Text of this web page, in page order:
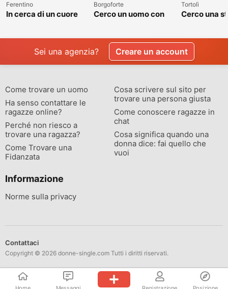
Ferentino
In cerca di un cuore
Borgoforte
Cerco un uomo con
Tortolì
Cerco una
Sei una agenzia? Creare un account
Come trovare un uomo
Ha senso contattare le
ragazze online?
Perché non riesco a
trovare una ragazza?
Come Trovare una
Fidanzata
Cosa scrivere sul sito per
trovare una persona giusta
Come conoscere ragazze in
chat
Cosa significa quando una
donna dice: fai quello che
vuoi
Informazione
Norme sulla privacy
Contattaci
Copyright © 2026 donne-single.com Tutti i diritti riservati.